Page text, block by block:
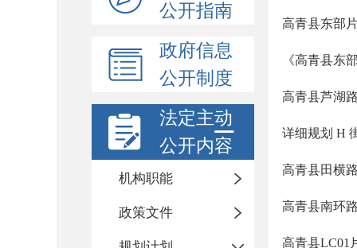
公开指南
政府信息
公开制度
法定主动
公开内容
机构职能
政策文件
高青县东部
《高青县东
高青县芦湖
详细规划 H
高青县田横
高青县南环
高青县LC01